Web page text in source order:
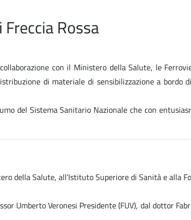
Rossa
con il Ministero della Salute, le
di materiale di sensibilizzazione a
del Sistema Sanitario Nazionale che con
della Salute, all’Istituto Superiore di Sanità e alla
Umberto Veronesi Presidente (FUV), dal dottor